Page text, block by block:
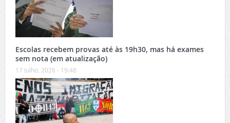
Escolas recebem provas até às 19h30, mas há exames
sem nota (em atualização)
17 Julho, 2026 - 19:48